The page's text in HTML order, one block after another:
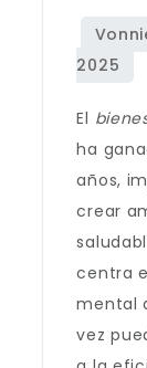
El
ha
años,
crear
centra
mental
vez